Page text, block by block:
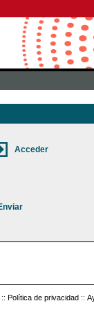
:: Política de privacidad ::